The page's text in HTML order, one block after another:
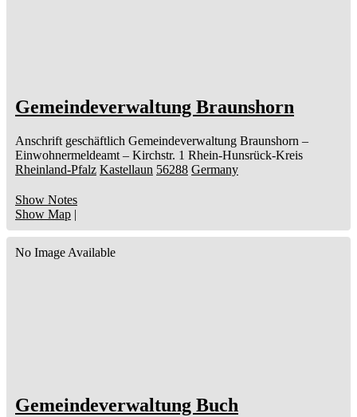
Gemeindeverwaltung Braunshorn
Anschrift geschäftlich Gemeindeverwaltung Braunshorn –
Einwohnermeldeamt – Kirchstr. 1 Rhein-Hunsrück-Kreis
Rheinland-Pfalz Kastellaun 56288 Germany
Show Notes
Show Map |
No Image Available
Gemeindeverwaltung Buch